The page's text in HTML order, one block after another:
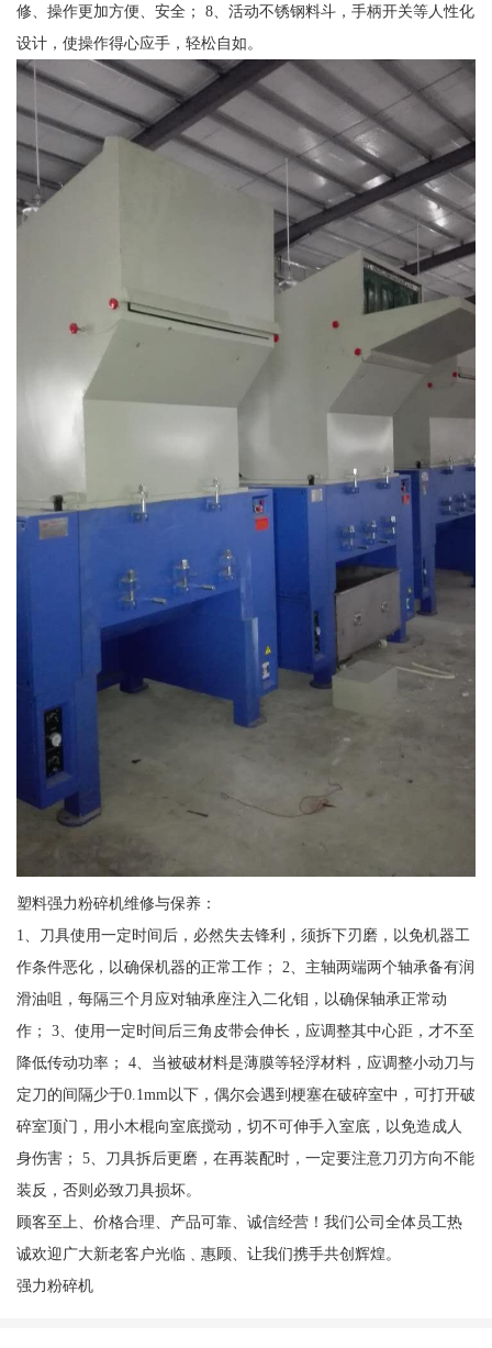
修、操作更加方便、安全； 8、活动不锈钢料斗，手柄开关等人性化
设计，使操作得心应手，轻松自如。
塑料强力粉碎机维修与保养：
1、刀具使用一定时间后，必然失去锋利，须拆下刃磨，以免机器工
作条件恶化，以确保机器的正常工作； 2、主轴两端两个轴承备有润
滑油咀，每隔三个月应对轴承座注入二化钼，以确保轴承正常动
作； 3、使用一定时间后三角皮带会伸长，应调整其中心距，才不至
降低传动功率； 4、当被破材料是薄膜等轻浮材料，应调整小动刀与
定刀的间隔少于0.1mm以下，偶尔会遇到梗塞在破碎室中，可打开破
碎室顶门，用小木棍向室底搅动，切不可伸手入室底，以免造成人
身伤害； 5、刀具拆后更磨，在再装配时，一定要注意刀刃方向不能
装反，否则必致刀具损坏。
顾客至上、价格合理、产品可靠、诚信经营！我们公司全体员工热
诚欢迎广大新老客户光临﹑惠顾、让我们携手共创辉煌。
强力粉碎机